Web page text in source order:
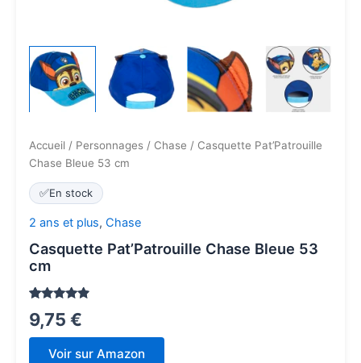
Accueil / Personnages / Chase / Casquette Pat’Patrouille
Chase Bleue 53 cm
✅En stock
2 ans et plus, Chase
Casquette Pat’Patrouille Chase Bleue 53
cm
sur 5
basé sur
client
9,75 €
Voir sur Amazon